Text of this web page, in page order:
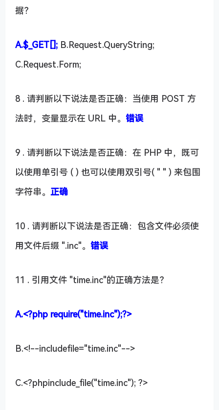
据？
A.$_GET[]; B.Request.QueryString;
C.Request.Form;
8 . 请判断以下说法是否正确：当使用 POST 方
法时，变量显示在 URL 中。 错误
9 . 请判断以下说法是否正确：在 PHP 中，既可
以使用单引号 ( ) 也可以使用双引号( " " ) 来包围
字符串。 正确
10 . 请判断以下说法是否正确：包含文件必须使
用文件后缀 ".inc"。 错误
11 . 引用文件 "time.inc"的正确方法是？
A.<?php require("time.inc");?>
B.<!--includefile="time.inc"-->
C.<?phpinclude_file("time.inc"); ?>